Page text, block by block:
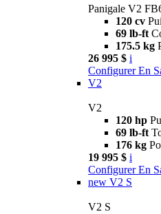
Panigale V2
120 cv
69 lb-ft
175.5 kg
26 995 $ i
Configurer En
V2
V2
120 hp
69 lb-ft
176 kg
19 995 $ i
Configurer En
new V2 S
V2 S